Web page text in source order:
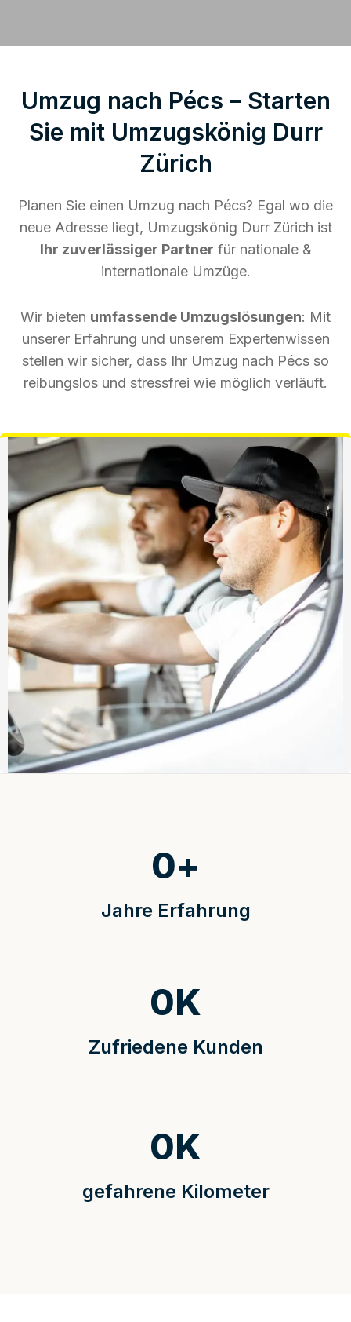
Umzug nach Pécs – Starten
Sie mit Umzugskönig Durr
Zürich
Planen Sie einen Umzug nach Pécs? Egal wo die
neue Adresse liegt, Umzugskönig Durr Zürich ist
Ihr zuverlässiger Partner für nationale &
internationale Umzüge.
Wir bieten umfassende Umzugslösungen: Mit
unserer Erfahrung und unserem Expertenwissen
stellen wir sicher, dass Ihr Umzug nach Pécs so
reibungslos und stressfrei wie möglich verläuft.
Jahre Erfahrung
0+
Zufriedene Kunden
0K
gefahrene Kilometer
0K